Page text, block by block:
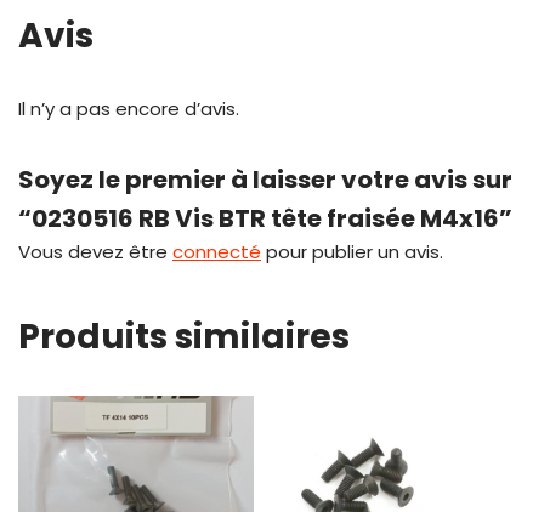
Avis
Il n’y a pas encore d’avis.
Soyez le premier à laisser votre avis sur
“0230516 RB Vis BTR tête fraisée M4x16”
Vous devez être connecté pour publier un avis.
Produits similaires